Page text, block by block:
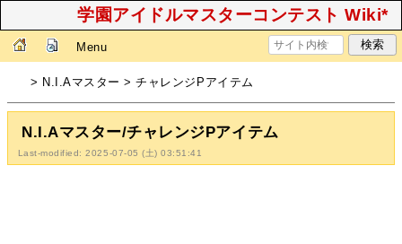
学園アイドルマスターコンテスト Wiki*
Menu
> N.I.Aマスター > チャレンジPアイテム
N.I.Aマスター/チャレンジPアイテム
Last-modified: 2025-07-05 (土) 03:51:41